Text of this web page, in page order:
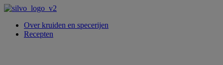
Over kruiden en specerijen
Recepten